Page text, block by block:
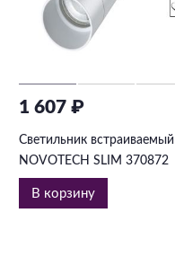
1 607 ₽
Светильник встраиваемый
NOVOTECH SLIM 370872
В корзину